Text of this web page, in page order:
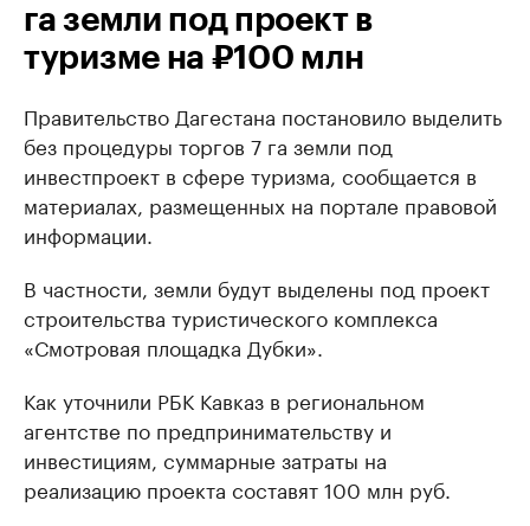
га земли под проект в
туризме на ₽100 млн
Правительство Дагестана постановило выделить
без процедуры торгов 7 га земли под
инвестпроект в сфере туризма, сообщается в
материалах, размещенных на портале правовой
информации.
В частности, земли будут выделены под проект
строительства туристического комплекса
«Смотровая площадка Дубки».
Как уточнили РБК Кавказ в региональном
агентстве по предпринимательству и
инвестициям, суммарные затраты на
реализацию проекта составят 100 млн руб.